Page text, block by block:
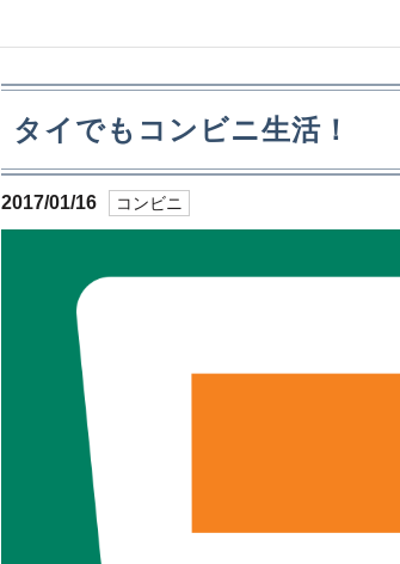
タイでもコンビニ生活！
2017/01/16 コンビニ